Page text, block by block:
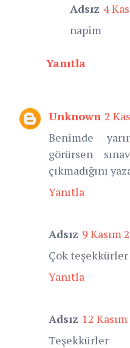
Adsız 4
napim
Yanıtla
Unknown 2
Benimde
görürsen
çıkmadığını
Yanıtla
Adsız 9 Kasım
Çok teşekkürler
Yanıtla
Adsız 12
Teşekkürler